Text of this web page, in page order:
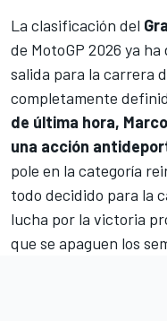
La clasificación del
de MotoGP 2026 ya
salida para la carrera
completamente
de última hora,
una acción
pole en la categoría
todo decidido para la
lucha por la victoria
que se apaguen los